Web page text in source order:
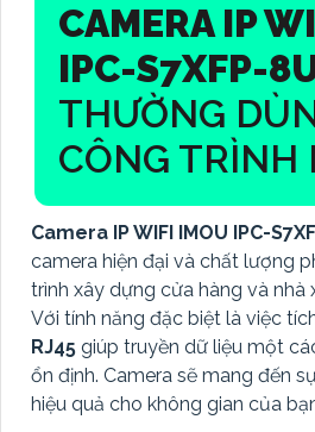
CAMERA IP
IPC-S7XFP-
THƯỜNG
CÔNG TRÌNH
Camera IP WIFI IMOU IPC-
camera hiện đại và chất lượng
trình xây dựng cửa hàng và nhà
Với tính năng đặc biệt là việc
RJ45 giúp truyền dữ liệu một
ổn định. Camera sẽ mang đến
hiệu quả cho không gian của